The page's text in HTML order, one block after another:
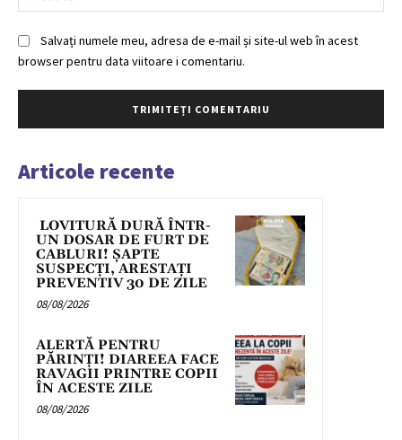
Salvați numele meu, adresa de e-mail și site-ul web în acest
browser pentru data viitoare i comentariu.
Articole recente
LOVITURĂ DURĂ ÎNTR-
UN DOSAR DE FURT DE
CABLURI! ȘAPTE
SUSPECȚI, ARESTAȚI
PREVENTIV 30 DE ZILE
08/08/2026
ALERTĂ PENTRU
PĂRINȚI! DIAREEA FACE
RAVAGII PRINTRE COPII
ÎN ACESTE ZILE
08/08/2026